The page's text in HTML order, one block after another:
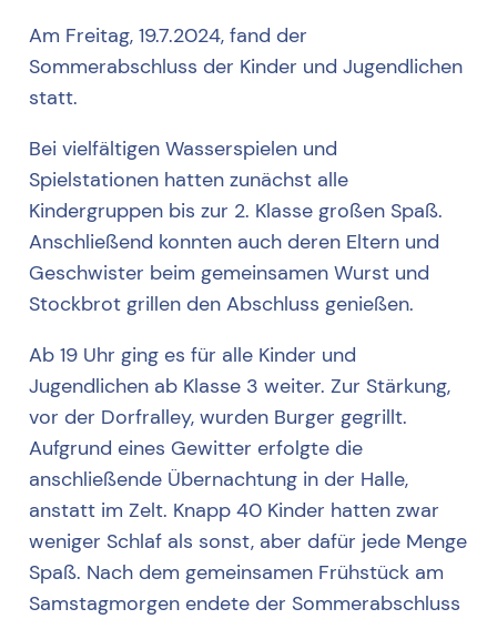
Am Freitag, 19.7.2024, fand der
Sommerabschluss der Kinder und Jugendlichen
statt.
Bei vielfältigen Wasserspielen und
Spielstationen hatten zunächst alle
Kindergruppen bis zur 2. Klasse großen Spaß.
Anschließend konnten auch deren Eltern und
Geschwister beim gemeinsamen Wurst und
Stockbrot grillen den Abschluss genießen.
Ab 19 Uhr ging es für alle Kinder und
Jugendlichen ab Klasse 3 weiter. Zur Stärkung,
vor der Dorfralley, wurden Burger gegrillt.
Aufgrund eines Gewitter erfolgte die
anschließende Übernachtung in der Halle,
anstatt im Zelt. Knapp 40 Kinder hatten zwar
weniger Schlaf als sonst, aber dafür jede Menge
Spaß. Nach dem gemeinsamen Frühstück am
Samstagmorgen endete der Sommerabschluss